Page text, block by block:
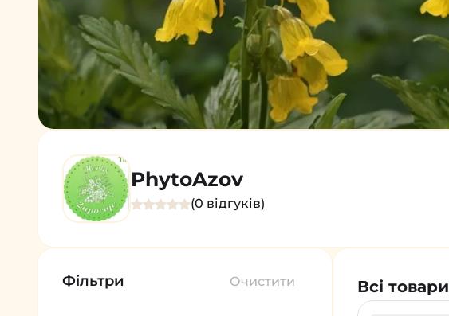
PhytoAzov
(0 відгуків)
Очистити
Фільтри Всі товари